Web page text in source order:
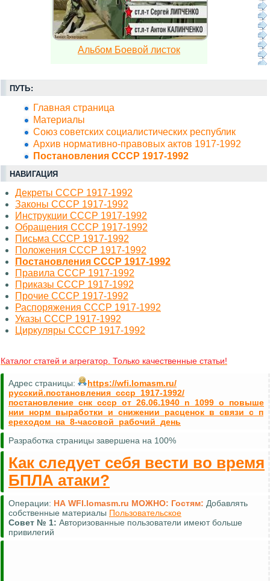
Альбом Боевой листок
ПУТЬ:
Главная страница
Материалы
Союз советских социалистических республик
Архив нормативно-правовых актов 1917-1992
Постановления СССР 1917-1992
НАВИГАЦИЯ
Декреты СССР 1917-1992
Законы СССР 1917-1992
Инструкции СССР 1917-1992
Обращения СССР 1917-1992
Письма СССР 1917-1992
Положения СССР 1917-1992
Постановления СССР 1917-1992
Правила СССР 1917-1992
Приказы СССР 1917-1992
Прочие СССР 1917-1992
Распоряжения СССР 1917-1992
Указы СССР 1917-1992
Циркуляры СССР 1917-1992
Каталог статей и агрегатор. Только качественные статьи!
Адрес страницы:
https://wfi.lomasm.ru/
русский.постановления_ссср_1917-1992/
постановление_снк_ссср_от_26.06.1940_n_1099_о_повыше
нии_норм_выработки_и_снижении_расценок_в_связи_с_п
ереходом_на_8-часовой_рабочий_день
Разработка страницы завершена на 100%
Как следует себя вести во время
БПЛА атаки?
Операции: НА WFI.lomasm.ru МОЖНО: Гостям: Добавлять
собственные материалы Пользовательское
Совет № 1: Авторизованные пользователи имеют больше
привилегий